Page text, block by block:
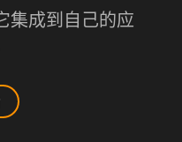
集成到自己的应